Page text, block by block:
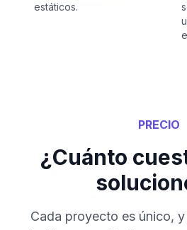
estáticos.
PRECIO
¿Cuánto
Cada proyecto es único,